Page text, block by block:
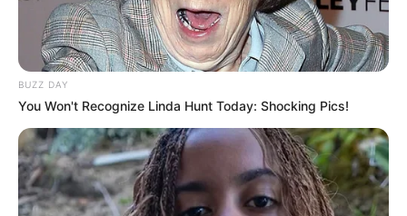
BUZZ DAY
You Won't Recognize Linda Hunt Today: Shocking Pics!